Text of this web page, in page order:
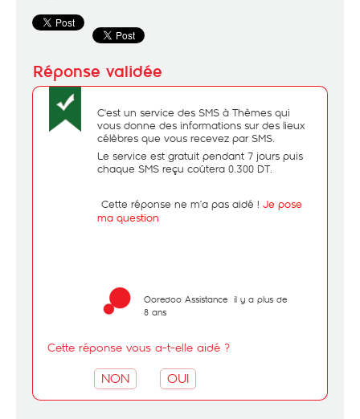
C'est un service des SMS à Thèmes qui
vous donne des informations sur des lieux
célèbres que vous recevez par SMS.
Le service est gratuit pendant 7 jours puis
chaque SMS reçu coûtera 0.300 DT.
- Cette réponse ne m’a pas aidé ! Je pose
ma question
Ooredoo Assistance il y a plus de
8 ans
Cette réponse vous a-t-elle aidé ?
NON OUI